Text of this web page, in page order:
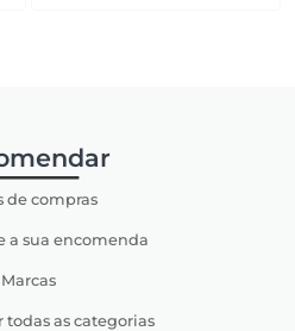
de compras
a sua encomenda
Marcas
todas as categorias